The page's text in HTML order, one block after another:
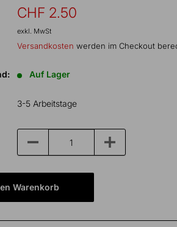
Sonderpreis
CHF 2.50
exkl. MwSt
Versandkosten werden im Checkout
Auf Lager
3-5 Arbeitstage
Warenkorb